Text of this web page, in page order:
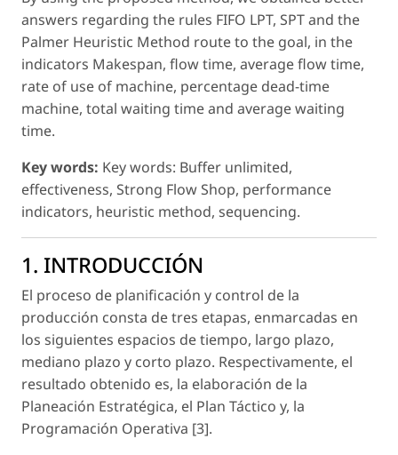
answers regarding the rules FIFO LPT, SPT and the
Palmer Heuristic Method route to the goal, in the
indicators Makespan, flow time, average flow time,
rate of use of machine, percentage dead-time
machine, total waiting time and average waiting
time.
Key words: Key words: Buffer unlimited,
effectiveness, Strong Flow Shop, performance
indicators, heuristic method, sequencing.
1. INTRODUCCIÓN
El proceso de planificación y control de la
producción consta de tres etapas, enmarcadas en
los siguientes espacios de tiempo, largo plazo,
mediano plazo y corto plazo. Respectivamente, el
resultado obtenido es, la elaboración de la
Planeación Estratégica, el Plan Táctico y, la
Programación Operativa [3].